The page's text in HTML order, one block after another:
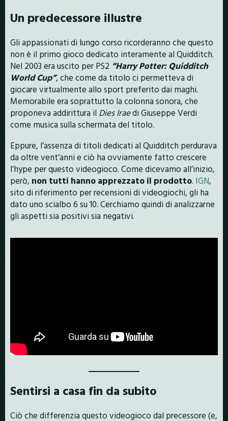
Un predecessore illustre
Gli appassionati di lungo corso ricorderanno che questo
non è il primo gioco dedicato interamente al Quidditch.
Nel 2003 era uscito per PS2 “Harry Potter: Quidditch
World Cup”, che come da titolo ci permetteva di
giocare virtualmente allo sport preferito dai maghi.
Memorabile era soprattutto la colonna sonora, che
proponeva addirittura il Dies Iraedi Giuseppe Verdi
come musica sulla schermata del titolo.
Eppure, l’assenza di titoli dedicati al Quidditch perdurava
da oltre vent’anni e ciò ha ovviamente fatto crescere
l’hype per questo videogioco. Come dicevamo all’inizio,
però, non tutti hanno apprezzato il prodotto. IGN,
sito di riferimento per recensioni di videogiochi, gli ha
dato uno scialbo 6 su 10. Cerchiamo quindi di analizzarne
gli aspetti sia positivi sia negativi.
Sentirsi a casa fin da subito
Ciò che differenzia questo videogioco dal precessore (e,